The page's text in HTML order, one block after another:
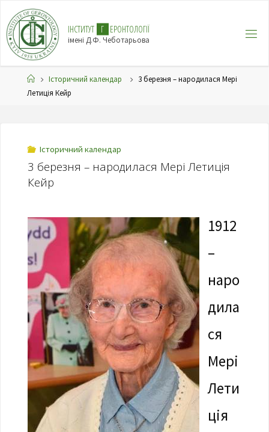
ІНСТИТУТ Г ЕРОНТОЛОГІЇ
імені Д.Ф. Чеботарьова
Історичний календар
3 березня – народилася Мері
Летиція Кейр
Історичний календар
3 березня – народилася Мері Летиція
Кейр
1912
–
наро
дила
ся
Мері
Лети
ція